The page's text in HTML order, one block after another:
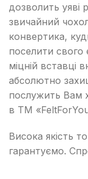
дозволить уяві
звичайний
конвертика,
поселити свого
міцній вставці
абсолютно
послужить Вам
в ТМ
Висока якість
гарантуємо.